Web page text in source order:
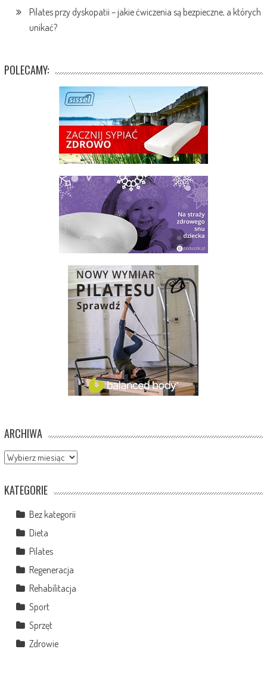
Pilates przy dyskopatii – jakie ćwiczenia są bezpieczne, a których
unikać?
POLECAMY:
ARCHIWA
Archiwa
KATEGORIE
Bez kategorii
Dieta
Pilates
Regeneracja
Rehabilitacja
Sport
Sprzęt
Zdrowie